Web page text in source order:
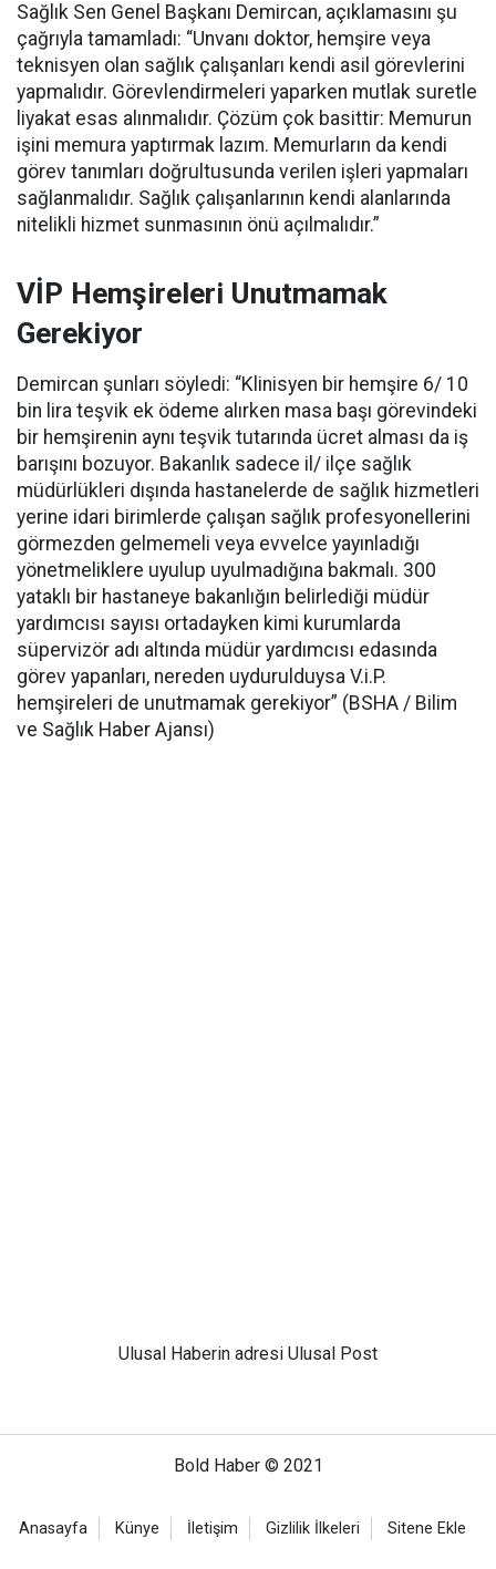
Sağlık Sen Genel Başkanı Demircan, açıklamasını şu
çağrıyla tamamladı: “Unvanı doktor, hemşire veya
teknisyen olan sağlık çalışanları kendi asil görevlerini
yapmalıdır. Görevlendirmeleri yaparken mutlak suretle
liyakat esas alınmalıdır. Çözüm çok basittir: Memurun
işini memura yaptırmak lazım. Memurların da kendi
görev tanımları doğrultusunda verilen işleri yapmaları
sağlanmalıdır. Sağlık çalışanlarının kendi alanlarında
nitelikli hizmet sunmasının önü açılmalıdır.”
VİP Hemşireleri Unutmamak
Gerekiyor
Demircan şunları söyledi: “Klinisyen bir hemşire 6/ 10
bin lira teşvik ek ödeme alırken masa başı görevindeki
bir hemşirenin aynı teşvik tutarında ücret alması da iş
barışını bozuyor. Bakanlık sadece il/ ilçe sağlık
müdürlükleri dışında hastanelerde de sağlık hizmetleri
yerine idari birimlerde çalışan sağlık profesyonellerini
görmezden gelmemeli veya evvelce yayınladığı
yönetmeliklere uyulup uyulmadığına bakmalı. 300
yataklı bir hastaneye bakanlığın belirlediği müdür
yardımcısı sayısı ortadayken kimi kurumlarda
süpervizör adı altında müdür yardımcısı edasında
görev yapanları, nereden uydurulduysa V.i.P.
hemşireleri de unutmamak gerekiyor” (BSHA / Bilim
ve Sağlık Haber Ajansı)
Ulusal Haberin adresi Ulusal Post
Bold Haber © 2021
Anasayfa Künye İletişim Gizlilik İlkeleri Sitene Ekle